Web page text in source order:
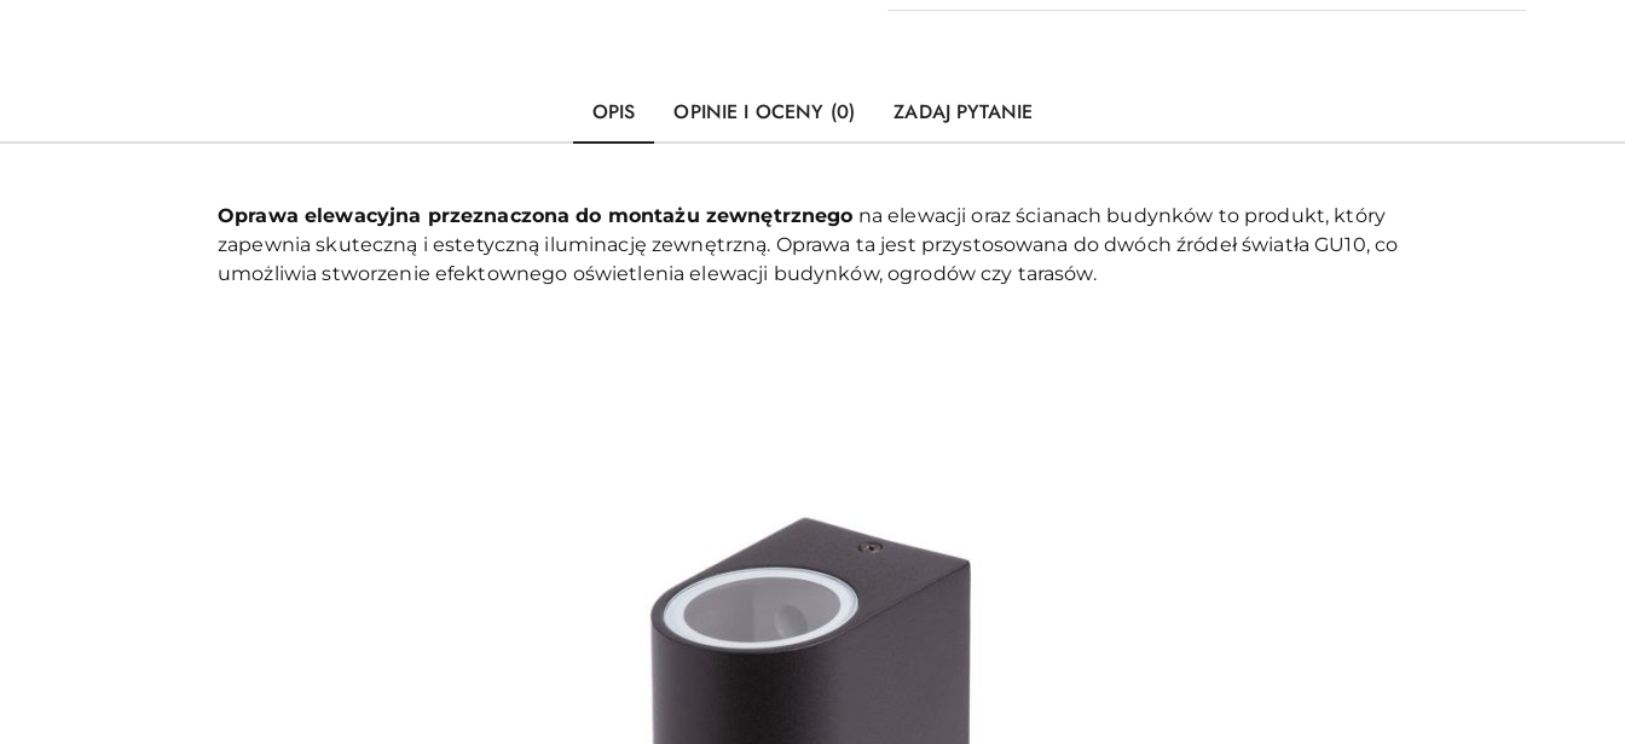
OPIS OPINIE I OCENY (0) ZADAJ PYTANIE
Oprawa elewacyjna przeznaczona do montażu zewnętrznego na elewacji oraz ścianach budynków to produkt, który
zapewnia skuteczną i estetyczną iluminację zewnętrzną. Oprawa ta jest przystosowana do dwóch źródeł światła GU10, co
umożliwia stworzenie efektownego oświetlenia elewacji budynków, ogrodów czy tarasów.